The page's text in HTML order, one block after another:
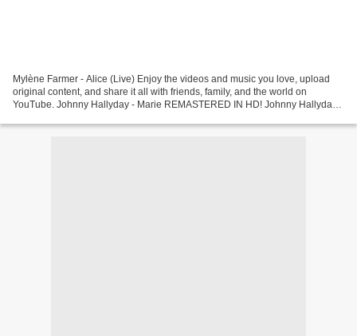
Mylène Farmer - Alice (Live) Enjoy the videos and music you love, upload
original content, and share it all with friends, family, and the world on
YouTube. Johnny Hallyday - Marie REMASTERED IN HD! Johnny Hallyday -